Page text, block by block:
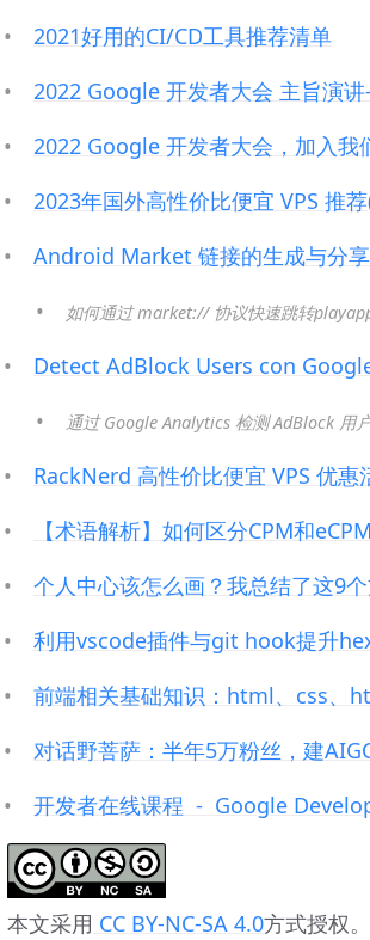
2021好用的CI/CD工具推荐清单
2022 Google 开发者大会 主旨演讲
2022 Google 开发者大会，加入
2023年国外高性价比便宜 VPS 推
Android Market 链接的生成与分享
如何通过 market:// 协议快速跳转
Detect AdBlock Users con
通过 Google Analytics 检测 AdBlock 用
RackNerd 高性价比便宜 VPS 优惠
【术语解析】如何区分CPM和eCPM
个人中心该怎么画？我总结了这9个
利用vscode插件与git hook提升
前端相关基础知识：html、css、
对话野菩萨：半年5万粉丝，建
开发者在线课程  -  Google
本文采用 CC BY-NC-SA 4.0方式授权。